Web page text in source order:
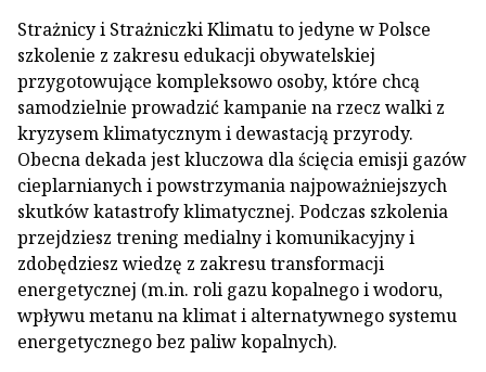
Strażnicy i Strażniczki Klimatu to jedyne w Polsce
szkolenie z zakresu edukacji obywatelskiej
przygotowujące kompleksowo osoby, które chcą
samodzielnie prowadzić kampanie na rzecz walki z
kryzysem klimatycznym i dewastacją przyrody.
Obecna dekada jest kluczowa dla ścięcia emisji gazów
cieplarnianych i powstrzymania najpoważniejszych
skutków katastrofy klimatycznej. Podczas szkolenia
przejdziesz trening medialny i komunikacyjny i
zdobędziesz wiedzę z zakresu transformacji
energetycznej (m.in. roli gazu kopalnego i wodoru,
wpływu metanu na klimat i alternatywnego systemu
energetycznego bez paliw kopalnych).